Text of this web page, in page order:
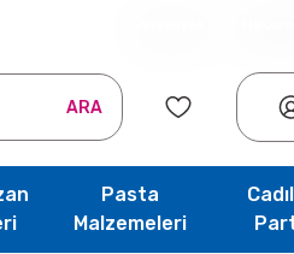
ARA
Pasta
Malzemeleri